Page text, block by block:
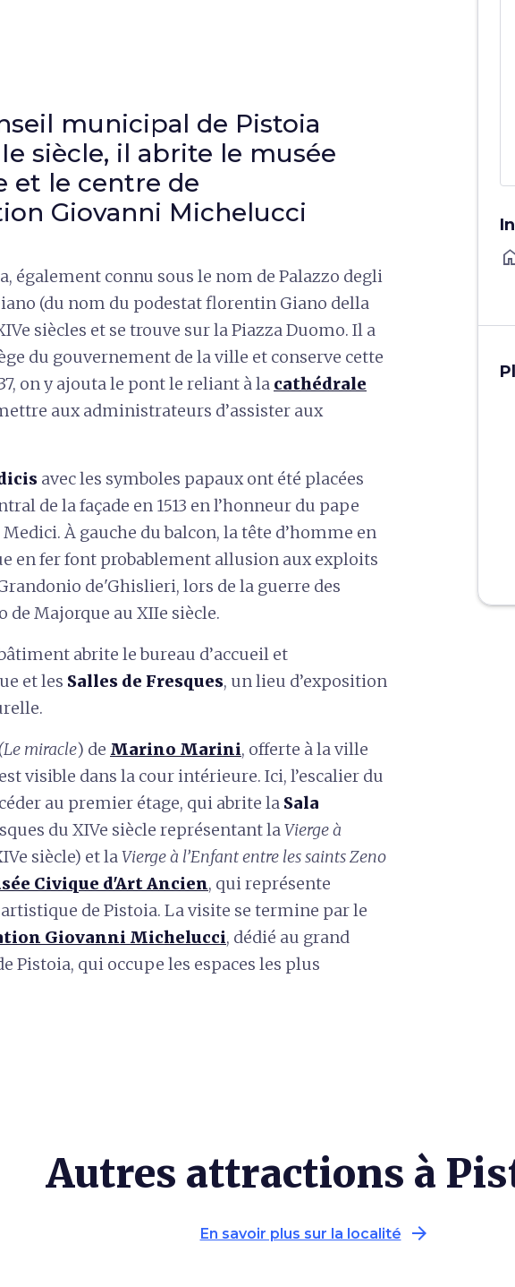
municipal de Pistoia
siècle, il abrite le musée
et le centre de
Giovanni Michelucci
également connu sous le nom de Palazzo degli
(du nom du podestat florentin Giano della
siècles et se trouve sur la Piazza Duomo. Il a
du gouvernement de la ville et conserve cette
on y ajouta le pont le reliant à la cathédrale
aux administrateurs d’assister aux
avec les symboles papaux ont été placées
de la façade en 1513 en l’honneur du pape
À gauche du balcon, la tête d’homme en
en fer font probablement allusion aux exploits
de'Ghislieri, lors de la guerre des
de Majorque au XIIe siècle.
abrite le bureau d’accueil et
et les Salles de Fresques, un lieu d’exposition
miracle) de Marino Marini, offerte à la ville
visible dans la cour intérieure. Ici, l’escalier du
au premier étage, qui abrite la Sala
du XIVe siècle représentant laVierge à
siècle) et laVierge à l’Enfant entre les saints Zeno
Civique d'Art Ancien, qui représente
de Pistoia. La visite se termine par le
Giovanni Michelucci, dédié au grand
Pistoia, qui occupe les espaces les plus
Autres attractions à
En savoir plus sur la localité arrow_forward